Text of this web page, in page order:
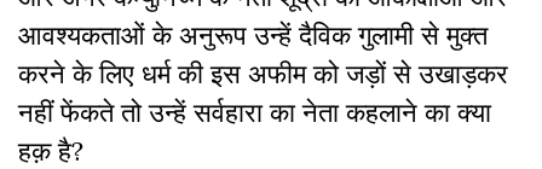
आवश्यकताओं के अनुरूप उन्हें दैविक गुलामी से मुक्त
करने के लिए धर्म की इस अफीम को जड़ों से उखाड़कर
नहीं फेंकते तो उन्हें सर्वहारा का नेता कहलाने का क्या
हक़ है?